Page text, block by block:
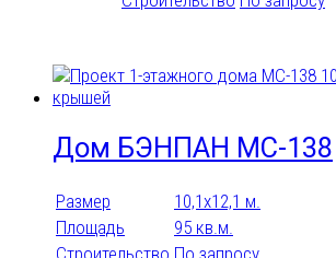
Дом БЭНПАН МС-138
Размер
10,1х12,1 м.
Площадь
95 кв.м.
Строительство По запросу